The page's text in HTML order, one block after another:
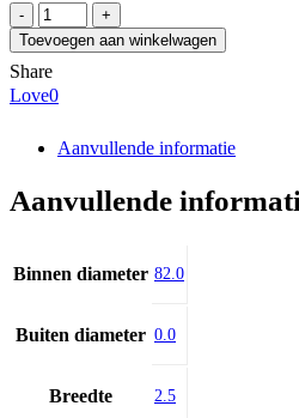
IDC-
GERMANY
WR
85
aantal
Toevoegen aan winkelwagen
Share
Love0
Aanvullende informatie
Aanvullende
Binnen diameter 82.0
Buiten diameter 0.0
Breedte 2.5